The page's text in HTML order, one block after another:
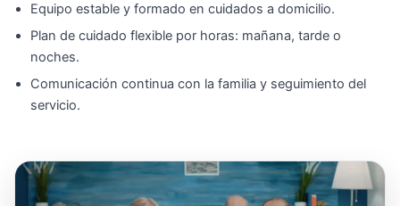
Equipo estable y formado en cuidados a domicilio.
Plan de cuidado flexible por horas: mañana, tarde o
noches.
Comunicación continua con la familia y seguimiento del
servicio.